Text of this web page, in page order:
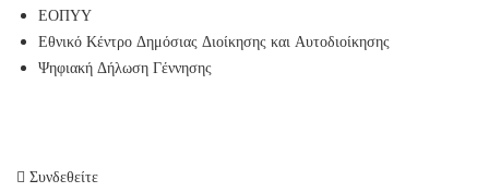
ΕΟΠΥΥ
Εθνικό Κέντρο Δημόσιας Διοίκησης και Αυτοδιοίκησης
Ψηφιακή Δήλωση Γέννησης
Συνδεθείτε